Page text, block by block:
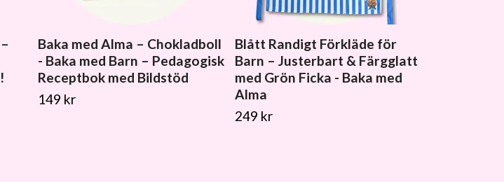
Baka med Alma – Chokladboll
- Baka med Barn – Pedagogisk
Receptbok med Bildstöd
149 kr
Blått Randigt Förkläde för
Barn – Justerbart & Färgglatt
med Grön Ficka - Baka med
Alma
249 kr